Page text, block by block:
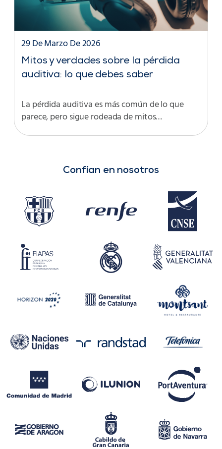
Mitos y verdades sobre la pérdida
auditiva: lo que debes saber
29 De Marzo De 2026
La pérdida auditiva es más común de lo que
parece, pero sigue rodeada de mitos…
Confían en nosotros